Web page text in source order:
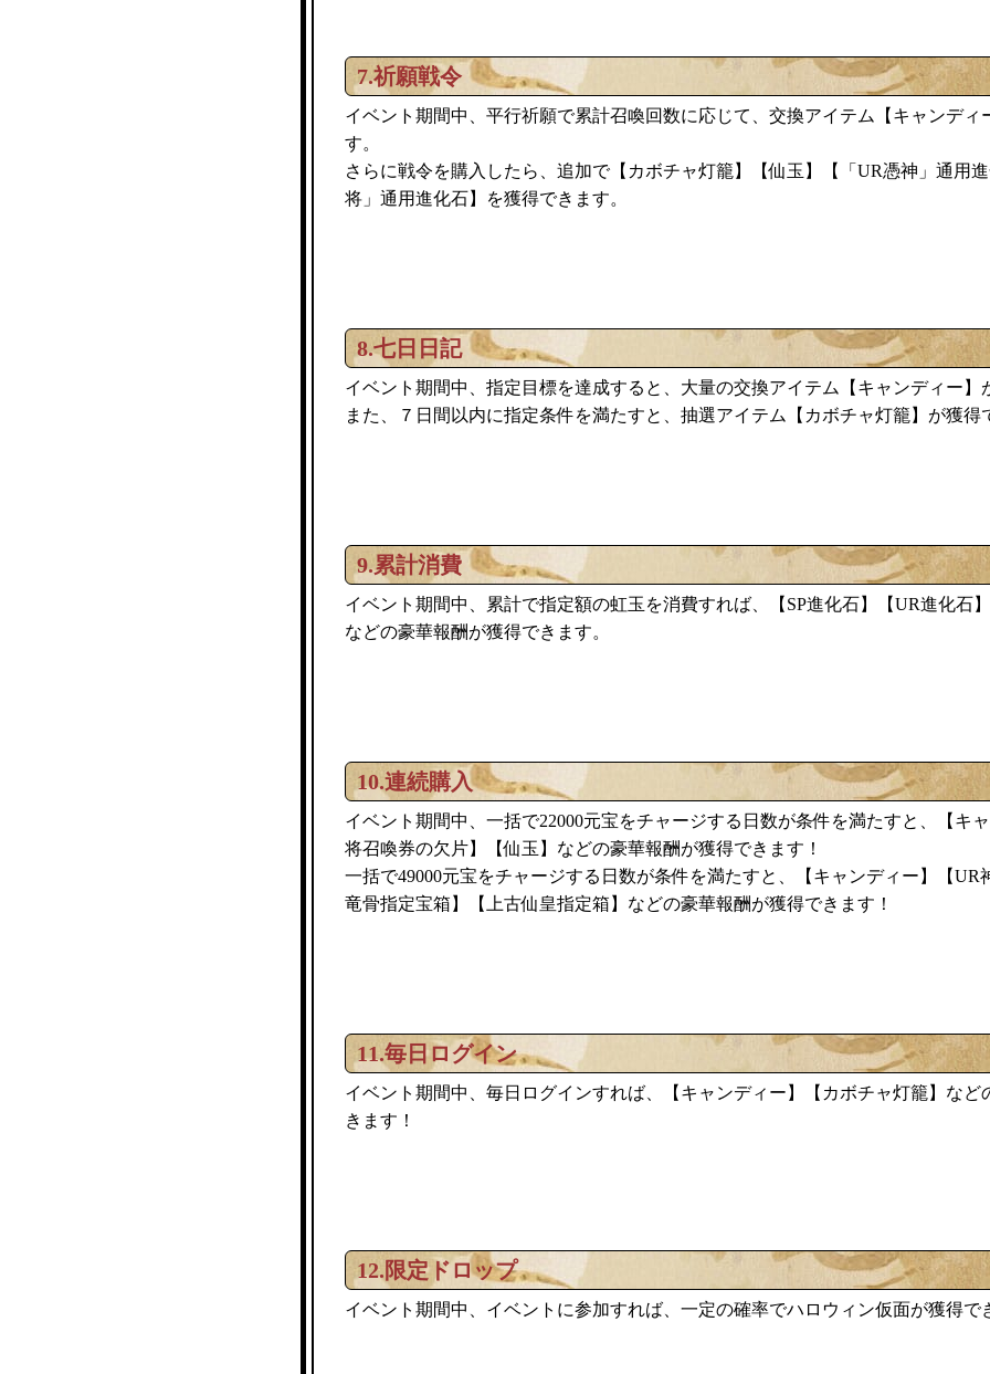
7.祈願戦令
イベント期間中、平行祈願で累計召喚回数に応じて、交換アイテム【キャンディ
す。
さらに戦令を購入したら、追加で【 カボチャ灯籠】【仙玉】【「UR憑神」通用
将」通用進化石】を獲得できます。
8.七日日記
イベント期間中、指定目標を達成すると、大量の交換アイテム【 キャンディー 】
また、７日間以内に指定条件を満たすと、抽選アイテム【 カボチャ灯籠】が獲得
9.累計消費
イベント期間中、累計で指定額の虹玉を消費すれば、【SP進化石】【UR進化石
などの豪華報酬が獲得できます。
10.連続購入
イベント期間中、一括で22000元宝をチャージする日数が条件を満たすと、【 キ
将召喚券の欠片】【仙玉】などの豪華報酬が獲得できます！
一括で49000元宝をチャージする日数が条件を満たすと、【 キャンディー 】【UR
竜骨指定宝箱】【上古仙皇指定箱】などの豪華報酬が獲得できます！
11.毎日ログイン
イベント期間中、毎日ログインすれば、【 キャンディー 】【 カボチャ灯籠】など
きます！
12.限定ドロップ
イベント期間中、イベントに参加すれば、一定の確率でハロウィン仮面が獲得で